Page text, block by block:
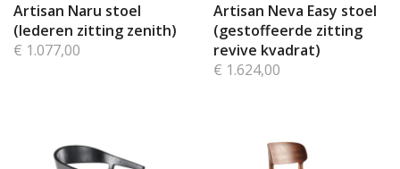
Artisan Naru stoel
(lederen zitting zenith)
€ 1.077,00
Artisan Neva Easy stoel
(gestoffeerde zitting
revive kvadrat)
€ 1.624,00